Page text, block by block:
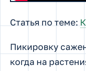
Статья по теме:
Пикировку
когда на